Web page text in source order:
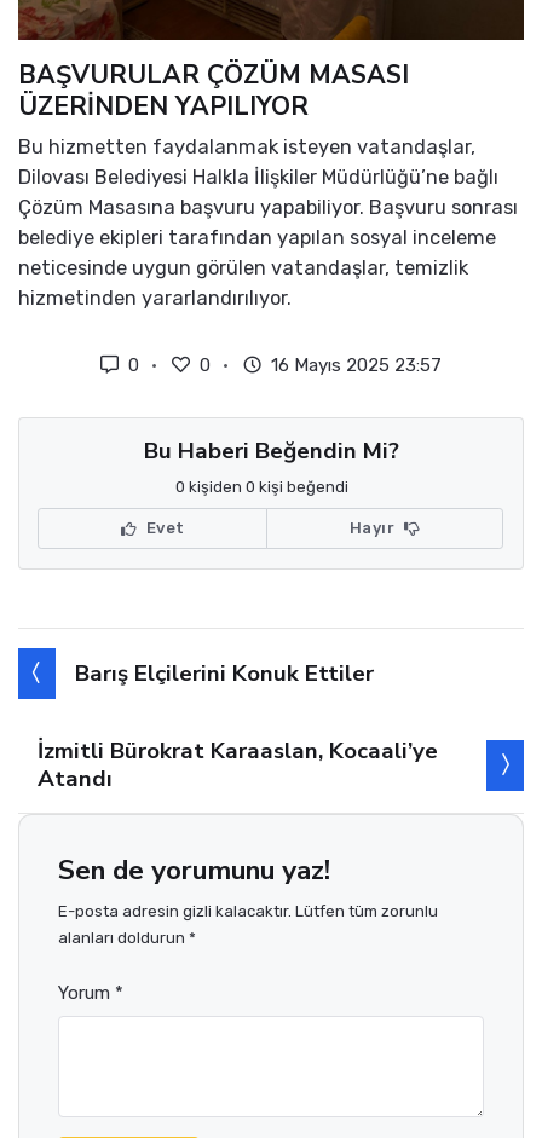
BAŞVURULAR ÇÖZÜM MASASI
ÜZERİNDEN YAPILIYOR
Bu hizmetten faydalanmak isteyen vatandaşlar,
Dilovası Belediyesi Halkla İlişkiler Müdürlüğü’ne bağlı
Çözüm Masasına başvuru yapabiliyor. Başvuru sonrası
belediye ekipleri tarafından yapılan sosyal inceleme
neticesinde uygun görülen vatandaşlar, temizlik
hizmetinden yararlandırılıyor.
0 0 16 Mayıs 2025 23:57
Bu Haberi Beğendin Mi?
0 kişiden 0 kişi beğendi
Evet Hayır
Barış Elçilerini Konuk Ettiler
İzmitli Bürokrat Karaaslan, Kocaali’ye
Atandı
Sen de yorumunu yaz!
E-posta adresin gizli kalacaktır. Lütfen tüm zorunlu
alanları doldurun *
Yorum *